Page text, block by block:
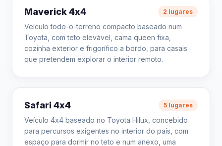
Maverick 4x4 2 lugares
Veículo todo-o-terreno compacto baseado num
Toyota, com teto elevável, cama queen fixa,
cozinha exterior e frigorífico a bordo, para casais
que pretendem explorar o interior remoto.
Safari 4x4 5 lugares
Veículo 4x4 baseado no Toyota Hilux, concebido
para percursos exigentes no interior do país, com
espaço para dormir no teto e num anexo, uma